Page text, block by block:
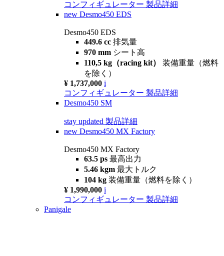
コンフィギュレーター 製品詳細
new Desmo450 EDS
Desmo450 EDS
449.6 cc 排気量
970 mm シート高
110,5 kg（racing kit） 装備重量（燃料
を除く）
¥ 1,737,000 i
コンフィギュレーター 製品詳細
Desmo450 SM
stay updated 製品詳細
new Desmo450 MX Factory
Desmo450 MX Factory
63.5 ps 最高出力
5.46 kgm 最大トルク
104 kg 装備重量（燃料を除く）
¥ 1,990,000 i
コンフィギュレーター 製品詳細
Panigale